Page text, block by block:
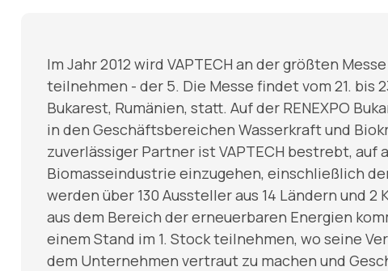
Im Jahr 2012 wird VAPTECH an der größten
teilnehmen - der 5. Die Messe findet vom 21. bis
Bukarest, Rumänien, statt. Auf der RENEXPO
in den Geschäftsbereichen Wasserkraft und
zuverlässiger Partner ist VAPTECH bestrebt,
Biomasseindustrie einzugehen, einschließlich
werden über 130 Aussteller aus 14 Ländern und
aus dem Bereich der erneuerbaren Energien
einem Stand im 1. Stock teilnehmen, wo seine
dem Unternehmen vertraut zu machen und